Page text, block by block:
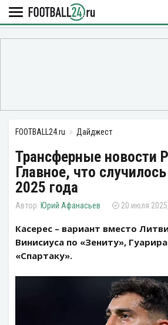
FOOTBALL24.ru Дайджест
Трансферные новости
Главное, что
2025 года
Юрий Афанасьев 20 июля
Касерес – вариант вместо
Винисиуса по «Зениту»,
«Спартаку».